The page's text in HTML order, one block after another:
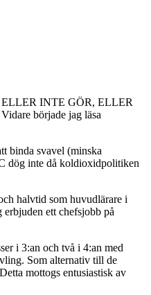
ELLER INTE GÖR, ELLER
började jag läsa
binda svavel (minska
dög inte då koldioxidpolitiken
halvtid som huvudlärare i
ett chefsjobb på
i 3:an och två i 4:an med
Som alternativ till de
mottogs entusiastisk av